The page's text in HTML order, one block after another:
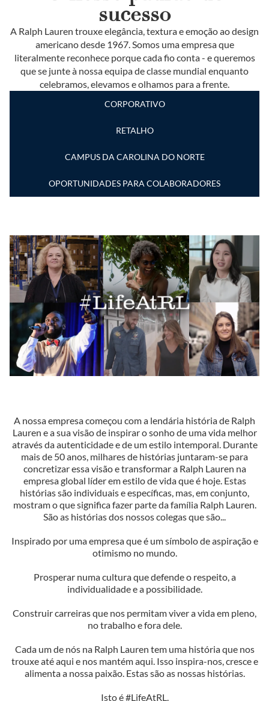
sucesso
A Ralph Lauren trouxe elegância, textura e emoção ao design
americano desde 1967. Somos uma empresa que
literalmente reconhece porque cada fio conta - e queremos
que se junte à nossa equipa de classe mundial enquanto
celebramos, elevamos e olhamos para a frente.
CORPORATIVO
RETALHO
CAMPUS DA CAROLINA DO NORTE
OPORTUNIDADES PARA COLABORADORES
A nossa empresa começou com a lendária história de Ralph
Lauren e a sua visão de inspirar o sonho de uma vida melhor
através da autenticidade e de um estilo intemporal. Durante
mais de 50 anos, milhares de histórias juntaram-se para
concretizar essa visão e transformar a Ralph Lauren na
empresa global líder em estilo de vida que é hoje. Estas
histórias são individuais e específicas, mas, em conjunto,
mostram o que significa fazer parte da família Ralph Lauren.
São as histórias dos nossos colegas que são...
Inspirado por uma empresa que é um símbolo de aspiração e
otimismo no mundo.
Prosperar numa cultura que defende o respeito, a
individualidade e a possibilidade.
Construir carreiras que nos permitam viver a vida em pleno,
no trabalho e fora dele.
Cada um de nós na Ralph Lauren tem uma história que nos
trouxe até aqui e nos mantém aqui. Isso inspira-nos, cresce e
alimenta a nossa paixão. Estas são as nossas histórias.
Isto é #LifeAtRL.